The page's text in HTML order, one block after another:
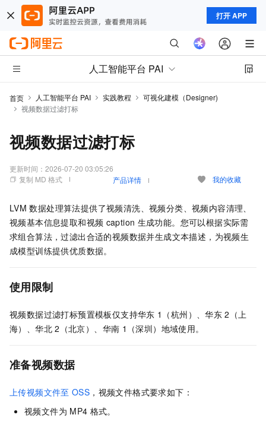
打开 APP
人工智能平台 PAI
首页 人工智能平台 PAI 实践教程
可视化建模（Designer)
视频数据过滤打标
视频数据过滤打标
更新时间： 2026-07-20 03:05:26
复制 MD 格式
产品详情 我的收藏
LVM 数据处理算法提供了视频清洗、视频分类、视频内容清理、
视频基本信息提取和视频 caption 生成功能。您可以根据实际需
求组合算法，过滤出合适的视频数据并生成文本描述，为视频生
成模型训练提供优质数据。
使用限制
视频数据过滤打标预置模板仅支持华东 1（杭州）、华东 2（上
海）、华北 2（北京）、华南 1（深圳）地域使用。
准备视频数据
上传视频文件至 OSS ，视频文件格式要求如下：
视频文件为 MP4 格式。